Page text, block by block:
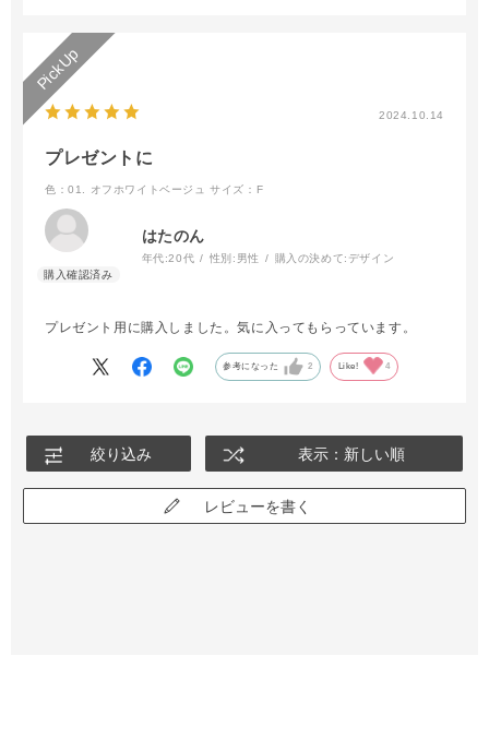
2024.10.14
プレゼントに
色：01. オフホワイトベージュ サイズ：F
はたのん
年代:20代 性別: 男性 購入の決めて: デザイン
プレゼント用に購入しました。気に入ってもらっています。
参考になった 2 Like! 4
絞り込み 表示：新しい順
レビューを書く